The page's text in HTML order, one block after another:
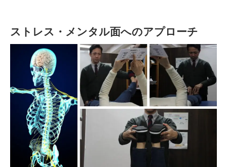
ストレス・メンタル面へのアプローチ